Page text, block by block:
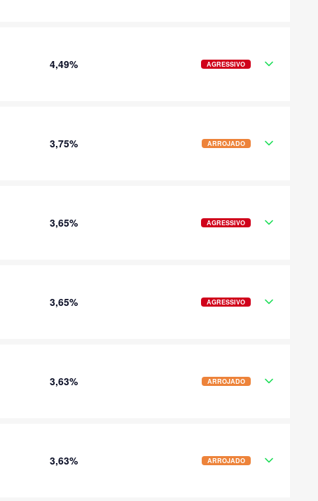
4,49% AGRESSIVO
3,75% ARROJADO
3,65% AGRESSIVO
3,65% AGRESSIVO
3,63% ARROJADO
3,63% ARROJADO